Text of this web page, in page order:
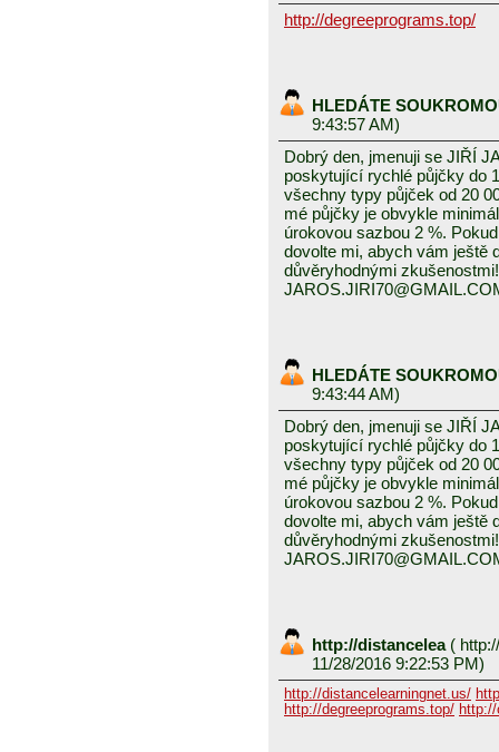
http://degreeprograms.top/
HLEDÁTE
9:43:57 AM)
Dobrý den, jmenuji se JIŘÍ
poskytující rychlé půjčky do
všechny typy půjček od 20
mé půjčky je obvykle
úrokovou sazbou 2 %.
dovolte mi, abych vám ještě
důvěryhodnými
HLEDÁTE
9:43:44 AM)
Dobrý den, jmenuji se JIŘÍ
poskytující rychlé půjčky do
všechny typy půjček od 20
mé půjčky je obvykle
úrokovou sazbou 2 %.
dovolte mi, abych vám ještě
důvěryhodnými
http://distancelea (
11/28/2016 9:22:53 PM)
http://distancelearningnet.us/
http://degreeprograms.top/